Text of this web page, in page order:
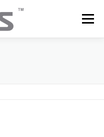
選單